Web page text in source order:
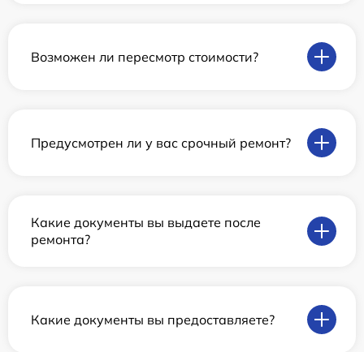
Возможен ли пересмотр стоимости?
Предусмотрен ли у вас срочный ремонт?
Какие документы вы выдаете после
ремонта?
Какие документы вы предоставляете?